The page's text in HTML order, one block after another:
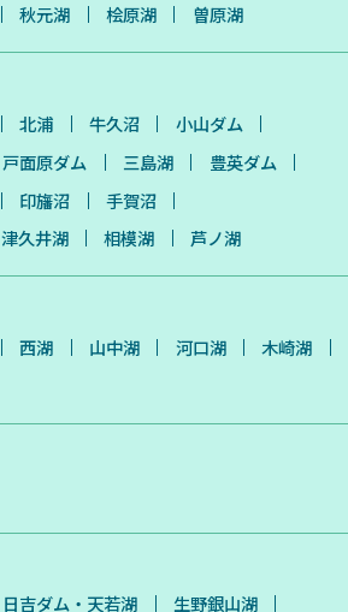
秋元湖 桧原湖 曽原湖
北浦 牛久沼
小山ダム
戸面原ダム 三島湖
豊英ダム
印旛沼
手賀沼
津久井湖 相模湖 芦ノ湖
西湖 山中湖 河口湖
木崎湖
日吉ダム・天若湖
生野銀山湖